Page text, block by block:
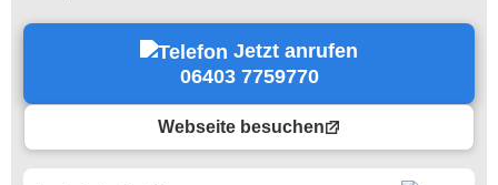
Jetzt anrufen
06403 7759770
Webseite besuchen